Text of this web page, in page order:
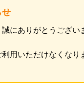
にありがとうござい
用いただけなくなり